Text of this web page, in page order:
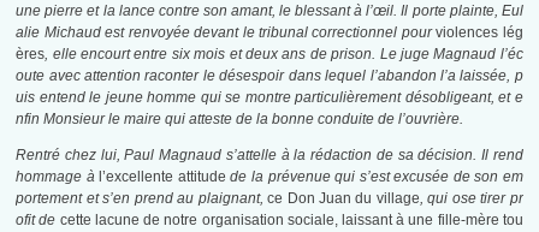
une pierre et la lance contre son amant, le blessant à l’œil. Il porte plainte, Eul
alie Michaud est renvoyée devant le tribunal correctionnel pourviolences lég
ères, elle encourt entre six mois et deux ans de prison. Le juge Magnaud l’éc
oute avec attention raconter le désespoir dans lequel l’abandon l’a laissée, p
uis entend le jeune homme qui se montre particulièrement désobligeant, et e
nfin Monsieur le maire qui atteste de la bonne conduite de l’ouvrière.
Rentré chez lui, Paul Magnaud s’attelle à la rédaction de sa décision. Il rend
hommage àl’excellente attitudede la prévenue qui s’est excusée de son em
portement et s’en prend au plaignant,ce Don Juan du village, qui ose tirer pr
ofit de cette lacune de notre organisation sociale, laissant à une fille-mère tou